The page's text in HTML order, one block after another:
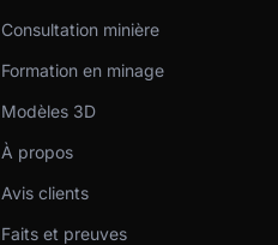
Consultation minière
Formation en minage
Modèles 3D
À propos
Avis clients
Faits et preuves